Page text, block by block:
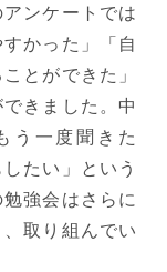
ンケートでは
かった」「自
とができた」
きました。中
う一度聞きた
たい」という
強会はさらに
取り組んでい